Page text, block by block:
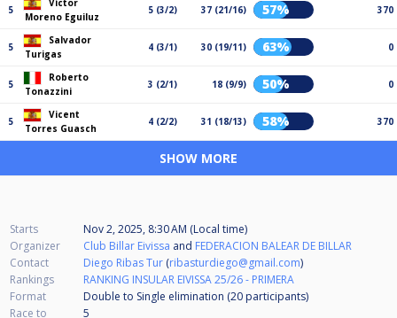
5
Víctor
Moreno Eguiluz
5 (3/2) 37 (21/16) 57% 370
5
Salvador
Turigas
4 (3/1) 30 (19/11) 63% 0
5
Roberto
Tonazzini
3 (2/1) 18 (9/9) 50% 0
5
Vicent
Torres Guasch
4 (2/2) 31 (18/13) 58% 370
SHOW MORE
Starts
Nov 2, 2025, 8:30 AM (Local time)
Organizer
Club Billar Eivissa and FEDERACION BALEAR DE BILLAR
Contact
Diego Ribas Tur (ribasturdiego@gmail.com)
Rankings
RANKING INSULAR EIVISSA 25/26 - PRIMERA
Format
Double to Single elimination (20 participants)
Race to
5